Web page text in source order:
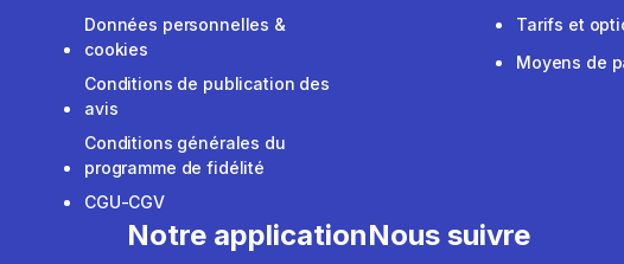
Données personnelles &
cookies
Conditions de publication des
avis
Conditions générales du
programme de fidélité
CGU-CGV
Tarifs et
Moyens de
Notre applicationNous suivre